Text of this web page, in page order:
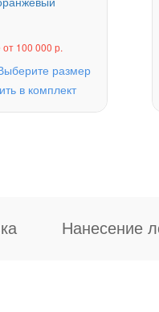
от 100 000 р.
размер
в комплект
Нанесение